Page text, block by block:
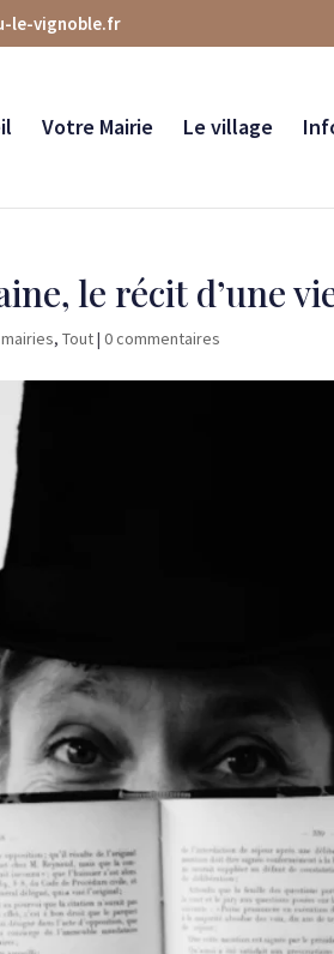
le-vignoble.fr
Votre Mairie Le village
le récit d’une
,Tout|0 commentaires